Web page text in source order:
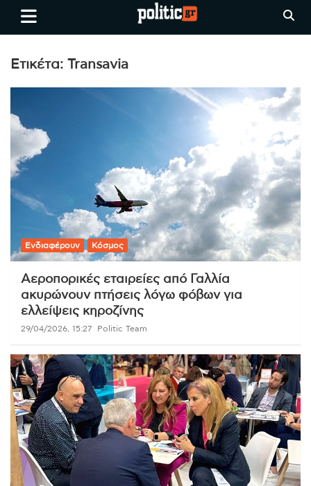
Skip
Ειδήσεις απο τη
Θεσσαλονίκη, την Ελλάδα και
όλο τον Κόσμο
politic.gr
Ετικέτα: Transavia
Ενδιαφέρουν Κόσμος
Αεροπορικές εταιρείες από Γαλλία
ακυρώνουν πτήσεις λόγω φόβων για
ελλείψεις κηροζίνης
29/04/2026, 15:27 Politic Team